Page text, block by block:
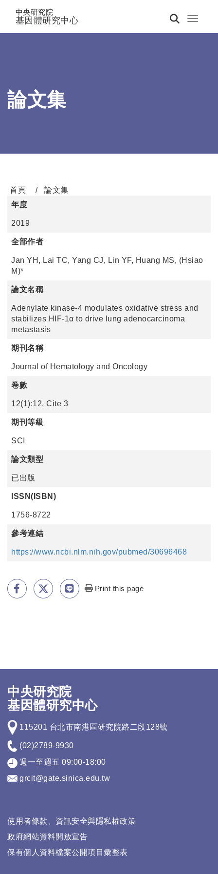
Toggle
中央研究院
基因體研究中心
論文集
首頁
論文集
年度
2019
全部作者
Jan YH, Lai TC, Yang CJ, Lin YF, Huang MS, (Hsiao
M)*
論文名稱
Adenylate kinase-4 modulates oxidative stress and
stabilizes HIF-1α to drive lung adenocarcinoma
metastasis
期刊名稱
Journal of Hematology and Oncology
卷數
12(1):12, Cite 3
期刊等級
SCI
論文類型
已出版
ISSN(ISBN)
1756-8722
參考連結
https://www.ncbi.nlm.nih.gov/pubmed/30696468
Print this page
中央研究院
基因體研究中心
115201 台北市南港區研究院路二段128號
(02)2789-9930
週一至週五 09:00-18:00
grcit@gate.sinica.edu.tw
使用者條款、資訊安全與隱私權政策
政府網站資料開放宣告
保有個人資料檔案公開項目彙整表